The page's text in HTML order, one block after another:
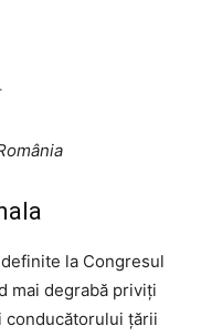
la Congresul
mai degrabă priviți
conducătorului țării